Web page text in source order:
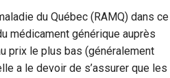
du Québec (RAMQ) dans ce
médicament générique auprès
prix le plus bas (généralement
a le devoir de s’assurer que les